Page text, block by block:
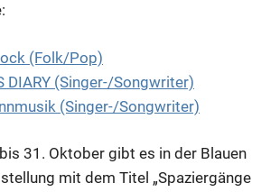
(Folk/Pop)
DIARY (Singer-/Songwriter)
(Singer-/Songwriter)
31. Oktober gibt es in der Blauen
mit dem Titel „Spaziergänge